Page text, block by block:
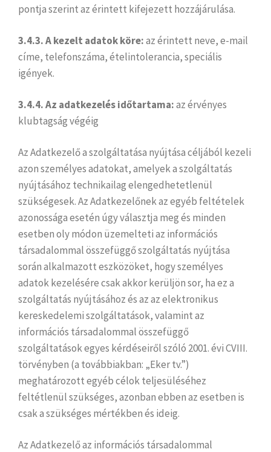
pontja szerint az érintett kifejezett hozzájárulása.
3.4.3. A kezelt adatok köre:az érintett neve, e-mail
címe, telefonszáma, ételintolerancia, speciális
igények.
3.4.4. Az adatkezelés időtartama:az érvényes
klubtagság végéig
Az Adatkezelő a szolgáltatása nyújtása céljából kezeli
azon személyes adatokat, amelyek a szolgáltatás
nyújtásához technikailag elengedhetetlenül
szükségesek. Az Adatkezelőnek az egyéb feltételek
azonossága esetén úgy választja meg és minden
esetben oly módon üzemelteti az információs
társadalommal összefüggő szolgáltatás nyújtása
során alkalmazott eszközöket, hogy személyes
adatok kezelésére csak akkor kerüljön sor, ha ez a
szolgáltatás nyújtásához és az az elektronikus
kereskedelemi szolgáltatások, valamint az
információs társadalommal összefüggő
szolgáltatások egyes kérdéseiről szóló 2001. évi CVIII.
törvényben (a továbbiakban: „Eker tv.”)
meghatározott egyéb célok teljesüléséhez
feltétlenül szükséges, azonban ebben az esetben is
csak a szükséges mértékben és ideig.
Az Adatkezelő az információs társadalommal